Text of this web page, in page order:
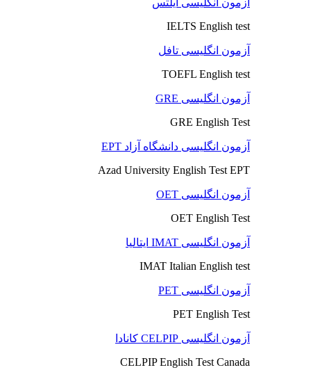
IELTS English test
آزمون انگلیسی تافل
TOEFL English test
آزمون انگلیسی GRE
GRE English Test
آزمون انگلیسی دانشگاه آزاد EPT
Azad University English Test EPT
آزمون انگلیسی OET
OET English Test
آزمون انگلیسی IMAT ایتالیا
IMAT Italian English test
آزمون انگلیسی PET
PET English Test
آزمون انگلیسی CELPIP کانادا
CELPIP English Test Canada